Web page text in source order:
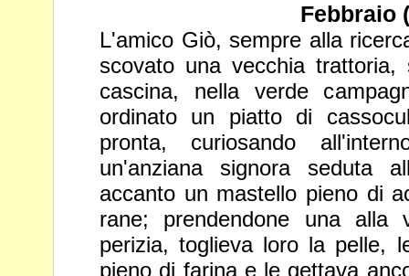
Febbraio
L'amico Giò, sempre alla
scovato una vecchia
cascina, nella verde
ordinato un piatto di
pronta, curiosando
un'anziana signora seduta
accanto un mastello pieno di
rane; prendendone una alla
perizia, toglieva loro la pelle,
pieno di farina e le gettava